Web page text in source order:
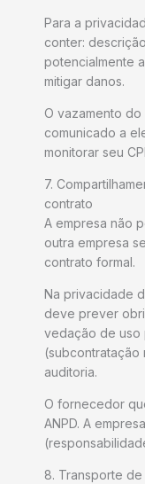
Para a
conter:
potencialmente
mitigar danos.
O vazamento
comunicado a
monitorar seu
7.
contrato
A empresa não
outra empresa
contrato formal.
Na privacidade
deve prever
vedação de uso
auditoria.
O fornecedor
ANPD. A
8. Transporte